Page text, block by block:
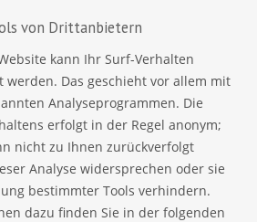
von Drittanbietern
kann Ihr Surf-Verhalten
werden. Das geschieht vor allem mit
Analyseprogrammen. Die
erfolgt in der Regel anonym;
nicht zu Ihnen zurückverfolgt
Analyse widersprechen oder sie
bestimmter Tools verhindern.
dazu finden Sie in der folgenden